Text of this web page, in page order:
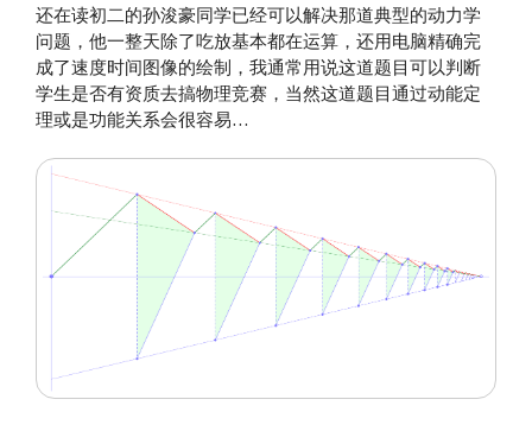
还在读初二的孙浚豪同学已经可以解决那道典型的动力学
问题，他一整天除了吃放基本都在运算，还用电脑精确完
成了速度时间图像的绘制，我通常用说这道题目可以判断
学生是否有资质去搞物理竞赛，当然这道题目通过动能定
理或是功能关系会很容易…